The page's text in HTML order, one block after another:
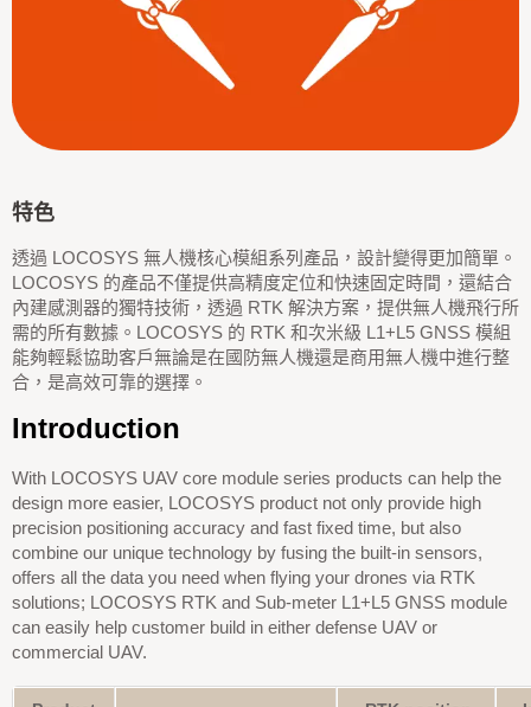
特色
透過 LOCOSYS 無人機核心模組系列產品，設計變得更加簡單。
LOCOSYS 的產品不僅提供高精度定位和快速固定時間，還結合
內建感測器的獨特技術，透過 RTK 解決方案，提供無人機飛行所
需的所有數據。LOCOSYS 的 RTK 和次米級 L1+L5 GNSS 模組
能夠輕鬆協助客戶無論是在國防無人機還是商用無人機中進行整
合，是高效可靠的選擇。
Introduction
With LOCOSYS UAV core module series products can help the
design more easier, LOCOSYS product not only provide high
precision positioning accuracy and fast fixed time, but also
combine our unique technology by fusing the built-in sensors,
offers all the data you need when flying your drones via RTK
solutions; LOCOSYS RTK and Sub-meter L1+L5 GNSS module
can easily help customer build in either defense UAV or
commercial UAV.